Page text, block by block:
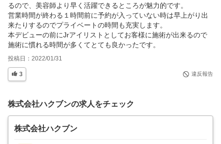
るので、美容師より早く活躍できるところが魅力的です。
営業時間が終わる１時間前に予約が入っていない時は早上がり出
来たりするのでプライベートの時間も充実します。
本デビューの前にJrアイリストとしてお客様に施術が出来るので
施術に慣れる時間が多くてとても良かったです。
投稿日： 2022/01/31
3 違反報告
株式会社ハクブンの求人をチェック
株式会社ハクブン